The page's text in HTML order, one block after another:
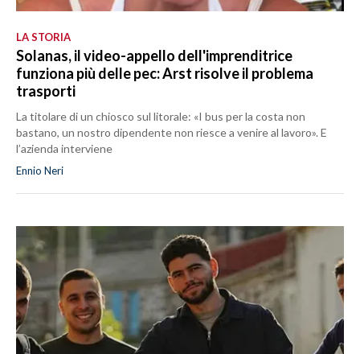
LA STORIA
Solanas, il video-appello dell'imprenditrice
funziona più delle pec: Arst risolve il problema
trasporti
La titolare di un chiosco sul litorale: «I bus per la costa non
bastano, un nostro dipendente non riesce a venire al lavoro». E
l’azienda interviene
Ennio Neri